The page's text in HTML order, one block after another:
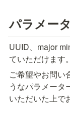
パラメー
UUID、major
ていただけます。
ご希望やお問い
うなパラメータ
いただいた上で